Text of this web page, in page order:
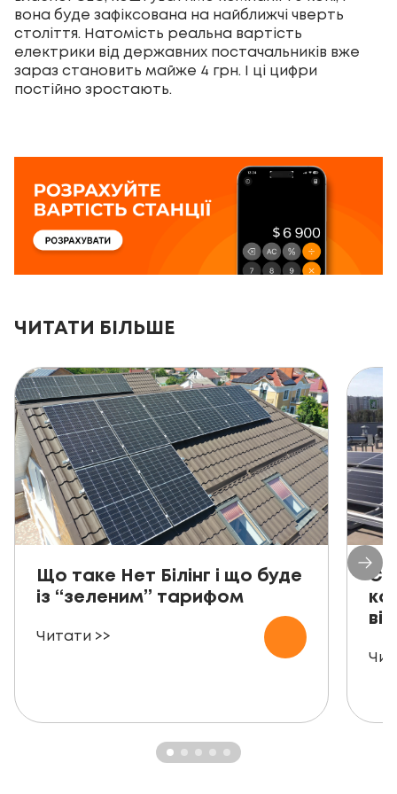
вона буде зафіксована на найближчі чверть
століття. Натомість реальна вартість
електрики від державних постачальників вже
зараз становить майже 4 грн. І ці цифри
постійно зростають.
ЧИТАТИ БІЛЬШЕ
Що таке Нет Білінг і що буде
із “зеленим” тарифом
Читати >>